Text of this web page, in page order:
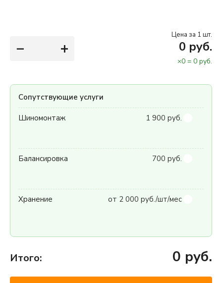
− +
Цена за 1 шт.
0 руб.
×0 = 0 руб.
Сопутствующие услуги
Шиномонтаж 1 900 руб.
Балансировка 700 руб.
Хранение от 2 000 руб./шт/мес
Итого: 0 руб.